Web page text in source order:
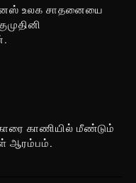
உலக சாதனையை
காணியில் மீண்டும்
ஆரம்பம்.